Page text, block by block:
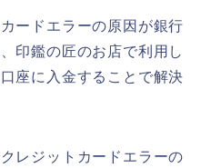
ードエラーの原因が銀行
印鑑の匠のお店で利用し
座に入金することで解決
レジットカードエラーの